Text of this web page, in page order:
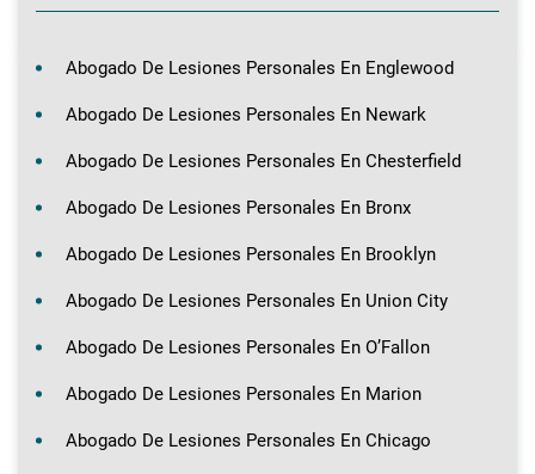
Abogado De Lesiones Personales En Englewood
Abogado De Lesiones Personales En Newark
Abogado De Lesiones Personales En Chesterfield
Abogado De Lesiones Personales En Bronx
Abogado De Lesiones Personales En Brooklyn
Abogado De Lesiones Personales En Union City
Abogado De Lesiones Personales En O’Fallon
Abogado De Lesiones Personales En Marion
Abogado De Lesiones Personales En Chicago